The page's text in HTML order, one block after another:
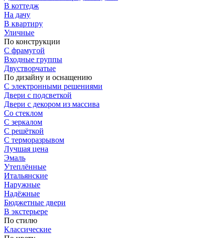
В коттедж
На дачу
В квартиру
Уличные
По конструкции
С фрамугой
Входные группы
Двустворчатые
По дизайну и оснащению
С электронными решениями
Двери с подсветкой
Двери с декором из массива
Со стеклом
С зеркалом
С решёткой
С терморазрывом
Лучшая цена
Эмаль
Утеплённые
Итальянские
Наружные
Надёжные
Бюджетные двери
В экстерьере
По стилю
Классические